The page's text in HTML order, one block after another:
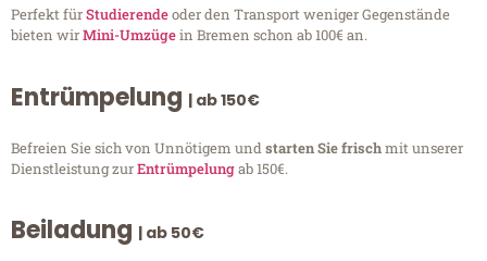
Perfekt fürStudierendeoder den Transport weniger Gegenstände
bieten wirMini-Umzügein Bremen schon ab 100€ an.
Entrümpelung | ab 150€
Befreien Sie sich von Unnötigem undstarten Sie frischmit unserer
Dienstleistung zurEntrümpelungab 150€.
Beiladung | ab 50€